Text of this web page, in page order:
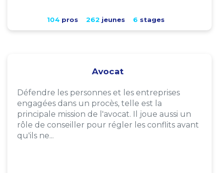
104pros 262 jeunes 6 stages
Avocat
Défendre les personnes et les entreprises
engagées dans un procès, telle est la
principale mission de l'avocat. Il joue aussi un
rôle de conseiller pour régler les conflits avant
qu'ils ne...